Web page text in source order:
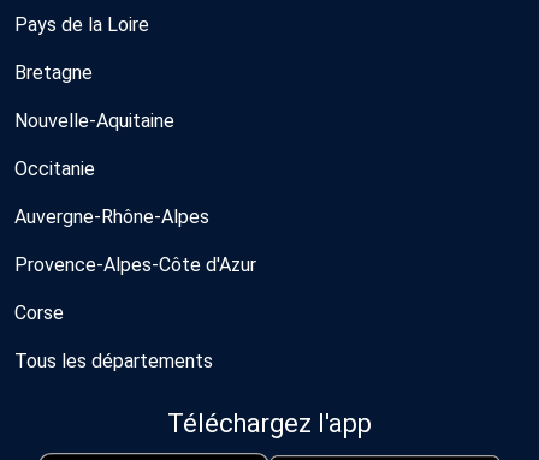
Pays de la Loire
Bretagne
Nouvelle-Aquitaine
Occitanie
Auvergne-Rhône-Alpes
Provence-Alpes-Côte d'Azur
Corse
Tous les départements
Téléchargez l'app